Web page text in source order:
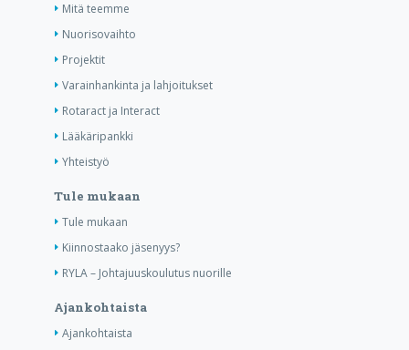
Mitä teemme
Nuorisovaihto
Projektit
Varainhankinta ja lahjoitukset
Rotaract ja Interact
Lääkäripankki
Yhteistyö
Tule mukaan
Tule mukaan
Kiinnostaako jäsenyys?
RYLA – Johtajuuskoulutus nuorille
Ajankohtaista
Ajankohtaista